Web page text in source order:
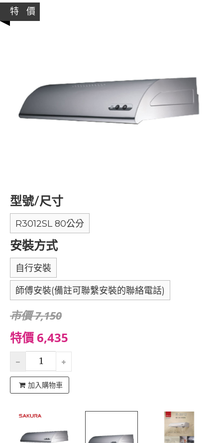
特 價
型號/尺寸
R3012SL 80公分
安裝方式
自行安裝
師傅安裝(備註可聯繫安裝的聯絡電話)
市價 7,150
特價 6,435
加入購物車